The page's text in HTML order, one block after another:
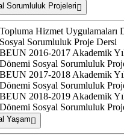
Sorumluluk Projeleri
Topluma Hizmet Uygulamaları
Sosyal Sorumluluk Proje Dersi
BEUN 2016-2017 Akademik
Dönemi Sosyal Sorumluluk
BEUN 2017-2018 Akademik
Dönemi Sosyal Sorumluluk
BEUN 2018-2019 Akademik
Dönemi Sosyal Sorumluluk
Yaşam